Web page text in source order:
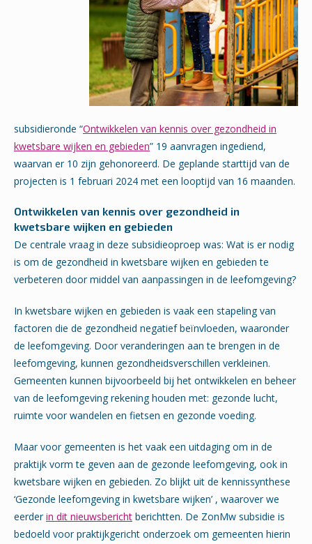
subsidieronde “Ontwikkelen van kennis over gezondheid in
kwetsbare wijken en gebieden” 19 aanvragen ingediend,
waarvan er 10 zijn gehonoreerd. De geplande starttijd van de
projecten is 1 februari 2024 met een looptijd van 16 maanden.
Ontwikkelen van kennis over gezondheid in
kwetsbare wijken en gebieden
De centrale vraag in deze subsidieoproep was: Wat is er nodig
is om de gezondheid in kwetsbare wijken en gebieden te
verbeteren door middel van aanpassingen in de leefomgeving?
In kwetsbare wijken en gebieden is vaak een stapeling van
factoren die de gezondheid negatief beïnvloeden, waaronder
de leefomgeving. Door veranderingen aan te brengen in de
leefomgeving, kunnen gezondheidsverschillen verkleinen.
Gemeenten kunnen bijvoorbeeld bij het ontwikkelen en beheer
van de leefomgeving rekening houden met: gezonde lucht,
ruimte voor wandelen en fietsen en gezonde voeding.
Maar voor gemeenten is het vaak een uitdaging om in de
praktijk vorm te geven aan de gezonde leefomgeving, ook in
kwetsbare wijken en gebieden. Zo blijkt uit de kennissynthese
‘Gezonde leefomgeving in kwetsbare wijken’ , waarover we
eerderin dit nieuwsbericht berichtten. De ZonMw subsidie is
bedoeld voor praktijkgericht onderzoek om gemeenten hierin